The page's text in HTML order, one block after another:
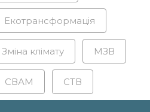
Екотрансформація
Зміна клімату МЗВ
СВАМ СТВ